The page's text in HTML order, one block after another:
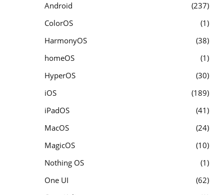
Android
237
ColorOS
1
HarmonyOS
38
homeOS
1
HyperOS
30
iOS
189
iPadOS
41
MacOS
24
MagicOS
10
Nothing OS
1
One UI
62